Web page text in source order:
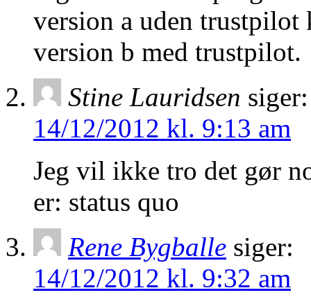
version a uden trustpilot
version b med trustpilot.
Stine Lauridsen siger:
14/12/2012 kl. 9:13 am
Jeg vil ikke tro det gør
er: status quo
Rene Bygballe siger:
14/12/2012 kl. 9:32 am